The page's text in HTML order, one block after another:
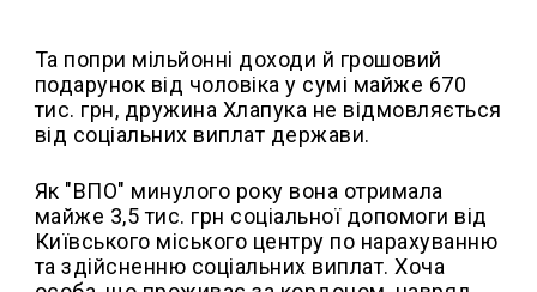
Та попри мільйонні доходи й грошовий
подарунок від чоловіка у сумі майже 670
тис. грн, дружина Хлапука не відмовляється
від соціальних виплат держави.
Як "ВПО" минулого року вона отримала
майже 3,5 тис. грн соціальної допомоги від
Київського міського центру по нарахуванню
та здійсненню соціальних виплат. Хоча